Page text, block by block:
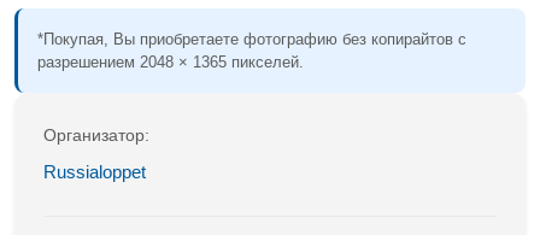
*Покупая, Вы приобретаете фотографию без копирайтов с
разрешением 2048 × 1365 пикселей.
Организатор:
Russialoppet